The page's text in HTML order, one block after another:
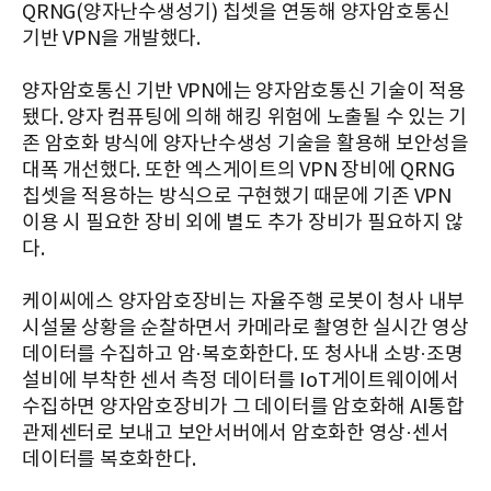
QRNG(양자난수생성기) 칩셋을 연동해 양자암호통신
기반 VPN을 개발했다.
양자암호통신 기반 VPN에는 양자암호통신 기술이 적용
됐다. 양자 컴퓨팅에 의해 해킹 위험에 노출될 수 있는 기
존 암호화 방식에 양자난수생성 기술을 활용해 보안성을
대폭 개선했다. 또한 엑스게이트의 VPN 장비에 QRNG
칩셋을 적용하는 방식으로 구현했기 때문에 기존 VPN
이용 시 필요한 장비 외에 별도 추가 장비가 필요하지 않
다.
케이씨에스 양자암호장비는 자율주행 로봇이 청사 내부
시설물 상황을 순찰하면서 카메라로 촬영한 실시간 영상
데이터를 수집하고 암·복호화한다. 또 청사내 소방·조명
설비에 부착한 센서 측정 데이터를 IoT게이트웨이에서
수집하면 양자암호장비가 그 데이터를 암호화해 AI통합
관제센터로 보내고 보안서버에서 암호화한 영상·센서
데이터를 복호화한다.